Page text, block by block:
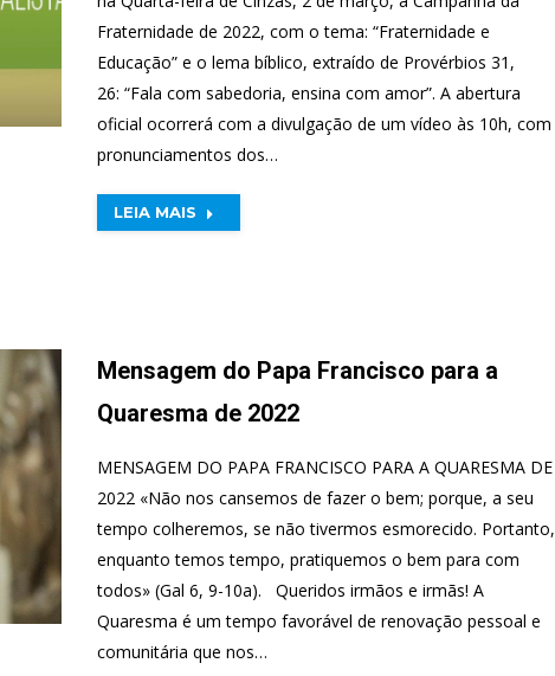
Fraternidade de 2022, com o tema: “Fraternidade e
Educação” e o lema bíblico, extraído de Provérbios 31,
26: “Fala com sabedoria, ensina com amor”. A abertura
oficial ocorrerá com a divulgação de um vídeo às 10h, com
pronunciamentos dos…
LEIA MAIS
Mensagem do Papa Francisco para a
Quaresma de 2022
MENSAGEM DO PAPA FRANCISCO PARA A QUARESMA DE
2022 «Não nos cansemos de fazer o bem; porque, a seu
tempo colheremos, se não tivermos esmorecido. Portanto,
enquanto temos tempo, pratiquemos o bem para com
todos» (Gal 6, 9-10a). Queridos irmãos e irmãs! A
Quaresma é um tempo favorável de renovação pessoal e
comunitária que nos…